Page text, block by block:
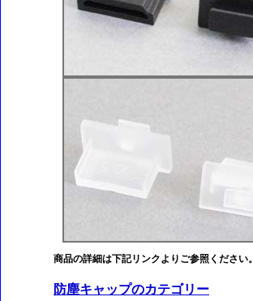
商品の詳細は下記リンクよりご参照ください。
防塵キャップのカテゴリー